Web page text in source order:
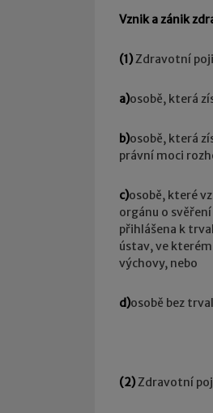
Vznik a zánik
(1)Zdravotní
a)osobě, která
b)osobě, která
právní moci
c)osobě, které
orgánu o
přihlášena k
ústav, ve
výchovy, nebo
d)osobě bez
(2)Zdravotní